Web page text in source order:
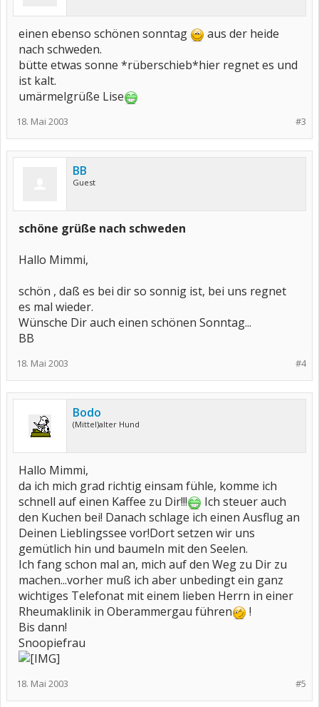
einen ebenso schönen sonntag
aus der heide
nach schweden.
bütte etwas sonne *rüberschieb*hier regnet es und
ist kalt.
umärmelgrüße Lise
#3
18. Mai 2003
BB
Guest
schöne grüße nach schweden
Hallo Mimmi,
schön , daß es bei dir so sonnig ist, bei uns regnet
es mal wieder.
Wünsche Dir auch einen schönen Sonntag...
BB
#4
18. Mai 2003
Bodo
(Mittel)alter Hund
Hallo Mimmi,
da ich mich grad richtig einsam fühle, komme ich
schnell auf einen Kaffee zu Dir!!!
Ich steuer auch
den Kuchen bei! Danach schlage ich einen Ausflug an
Deinen Lieblingssee vor!Dort setzen wir uns
gemütlich hin und baumeln mit den Seelen.
Ich fang schon mal an, mich auf den Weg zu Dir zu
machen...vorher muß ich aber unbedingt ein ganz
wichtiges Telefonat mit einem lieben Herrn in einer
Rheumaklinik in Oberammergau führen
!
Bis dann!
Snoopiefrau
#5
18. Mai 2003